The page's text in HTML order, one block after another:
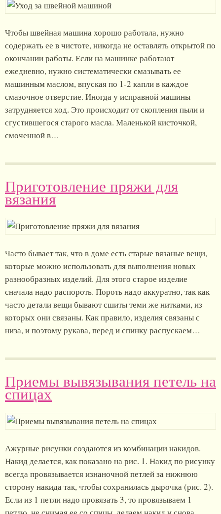
Чтобы швейная машина хорошо работала, нужно
содержать ее в чистоте, никогда не оставлять открытой по
окончании работы. Если на машинке работают
ежедневно, нужно систематически смазывать ее
машинным маслом, впуская по 1-2 капли в каждое
смазочное отверстие. Иногда у исправной машины
затрудняется ход. Это происходит от скопления пыли и
сгустившегося старого масла. Маленькой кисточкой,
смоченной в…
Приготовление пряжи для
вязания
Часто бывает так, что в доме есть старые вязаные вещи,
которые можно использовать для выполнения новых
разнообразных изделий. Для этого старое изделие
сначала надо распороть. Пороть надо аккуратно, так как
часто детали вещи бывают сшиты теми же нитками, из
которых они связаны. Как правило, изделия связаны с
низа, и поэтому рукава, перед и спинку распускаем…
Приемы вывязывания петель на
спицах
Ажурные рисунки создаются из комбинации накидов.
Накид делается, как показано на рис. 1. Накид по рисунку
всегда провязывается изнаночной петлей за нижнюю
сторону накида так, чтобы сохранилась дырочка (рис. 2).
Если из 1 петли надо провязать 3, то провязываем 1